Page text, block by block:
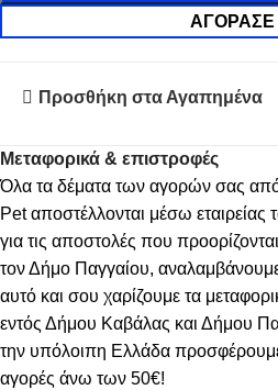
ΑΓΌΡΑΣΈ
Προσθήκη στα Αγαπημένα
Μεταφορικά & επιστροφές
Όλα τα δέματα των αγορών σας
Pet αποστέλλονται μέσω
για τις αποστολές που
τον Δήμο Παγγαίου, αναλαμβάνουμε
αυτό και σου χαρίζουμε τα
εντός Δήμου Καβάλας και Δήμου
την υπόλοιπη Ελλάδα
αγορές άνω των 50€!